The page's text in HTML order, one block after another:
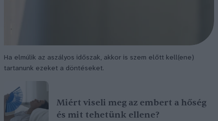
Ha elmúlik az aszályos időszak, akkor is szem előtt kell(ene)
tartanunk ezeket a döntéseket.
Miért viseli meg az embert a hőség
és mit tehetünk ellene?